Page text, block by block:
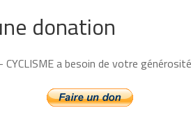
donation
CYCLISME a besoin de votre